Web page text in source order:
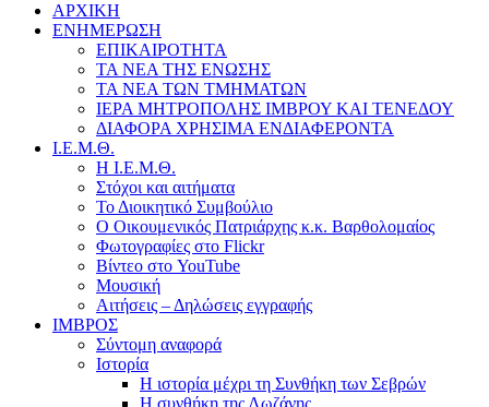
ΑΡΧΙΚΗ
ΕΝΗΜΕΡΩΣΗ
ΕΠΙΚΑΙΡΟΤΗΤΑ
ΤΑ ΝΕΑ ΤΗΣ ΕΝΩΣΗΣ
ΤΑ ΝΕΑ ΤΩΝ ΤΜΗΜΑΤΩΝ
ΙΕΡΑ ΜΗΤΡΟΠΟΛΗΣ ΙΜΒΡΟΥ ΚΑΙ ΤΕΝΕΔΟΥ
ΔΙΑΦΟΡΑ ΧΡΗΣΙΜΑ ΕΝΔΙΑΦΕΡΟΝΤΑ
Ι.Ε.Μ.Θ.
Η Ι.Ε.Μ.Θ.
Στόχοι και αιτήματα
Το Διοικητικό Συμβούλιο
Ο Οικουμενικός Πατριάρχης κ.κ. Βαρθολομαίος
Φωτογραφίες στο Flickr
Βίντεο στο YouTube
Μουσική
Αιτήσεις – Δηλώσεις εγγραφής
ΙΜΒΡΟΣ
Σύντομη αναφορά
Ιστορία
Η ιστορία μέχρι τη Συνθήκη των Σεβρών
Η συνθήκη της Λωζάνης